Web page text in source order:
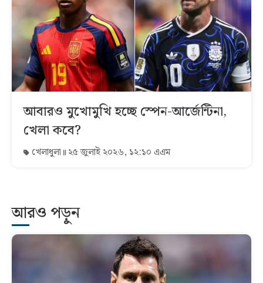
আবারও মুখোমুখি হচ্ছে স্পেন-আর্জেন্টিনা,
খেলা কবে?
খেলাধুলা ২৫ জুলাই ২০২৬, ১২:১০ এএম
আরও পড়ুন